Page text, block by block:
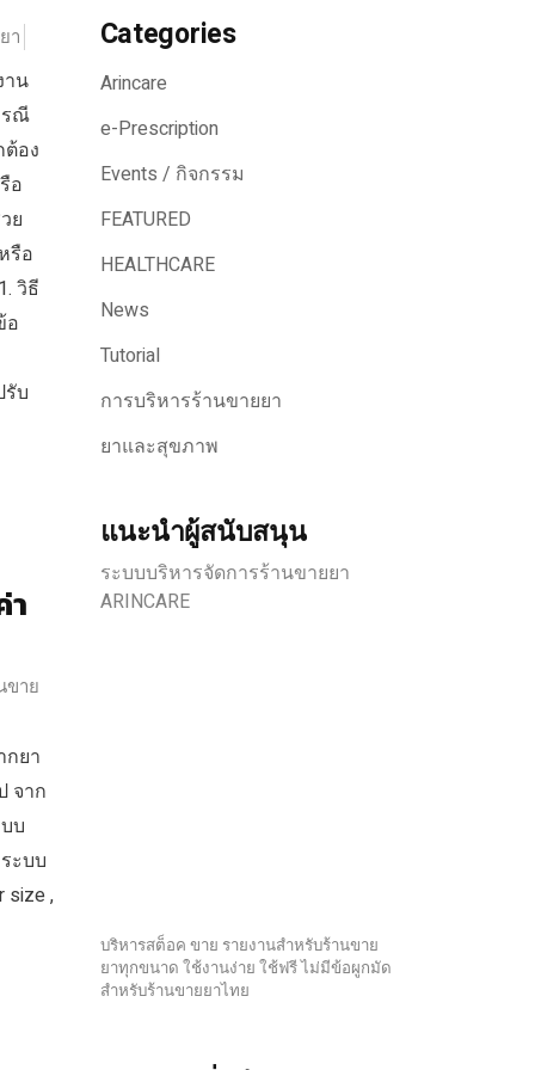
า
าน
รณี
อง
อ
ย
รือ
วิธี
อ
บ
า
ขาย
กยา
จาก
บ
ะบบ
size ,
Categories
Arincare
e-Prescription
Events / กิจกรรม
FEATURED
HEALTHCARE
News
Tutorial
การบริหารร้านขายยา
ยาและสุขภาพ
แนะนำผู้สนับสนุน
ระบบบริหารจัดการร้านขายยา
ARINCARE
บริหารสต็อค ขาย รายงานสำหรับร้านขาย
ยาทุกขนาด ใช้งานง่าย ใช้ฟรี ไม่มีข้อผูกมัด
สำหรับร้านขายยาไทย